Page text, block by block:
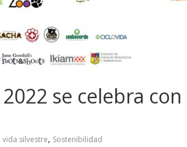
se celebra con
silvestre, Sostenibilidad